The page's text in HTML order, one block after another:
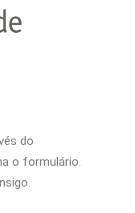
do
o formulário.